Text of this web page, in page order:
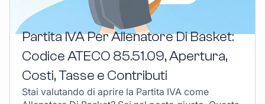
Partita IVA Per Allenatore Di Basket:
Codice ATECO 85.51.09, Apertura,
Costi, Tasse e Contributi
Stai valutando di aprire la Partita IVA come